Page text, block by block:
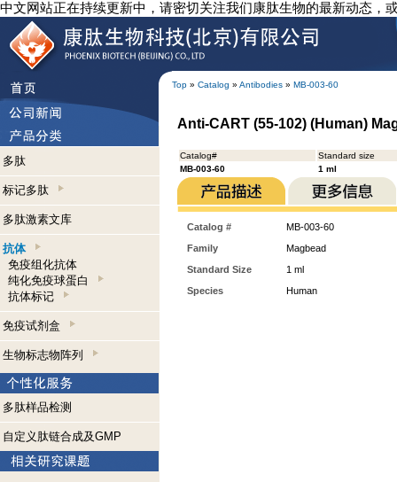
中文网站正在持续更新中，请密切关注我们康肽生物的最新动态，
Top » Catalog » Antibodies » MB-003-60
多肽
标记多肽
多肽激素文库
抗体
免疫组化抗体
纯化免疫球蛋白
抗体标记
免疫试剂盒
生物标志物阵列
多肽样品检测
自定义肽链合成及GMP
Anti-CART (55-102) (Human)
Catalog#
Standard size
MB-003-60
1 ml
Catalog #
MB-003-60
Family
Magbead
Standard Size
1 ml
Species
Human